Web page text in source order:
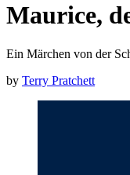
Maurice,
Ein Märchen von der
by Terry Pratchett